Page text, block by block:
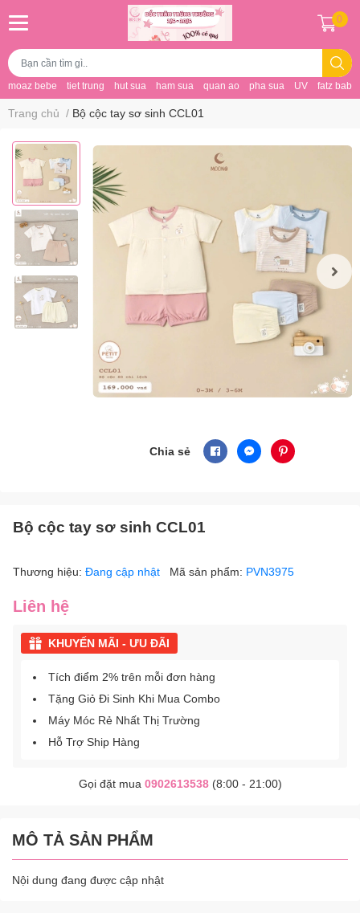
moaz bebe tiet trung hut sua ham sua quan ao pha sua UV fatz baby
0
Trang chủ / Bộ cộc tay sơ sinh CCL01
Chia sẻ
Bộ cộc tay sơ sinh CCL01
Thương hiệu: Đang cập nhật Mã sản phẩm: PVN3975
Liên hệ
KHUYẾN MÃI - ƯU ĐÃI
Tích điểm 2% trên mỗi đơn hàng
Tặng Giỏ Đi Sinh Khi Mua Combo
Máy Móc Rẻ Nhất Thị Trường
Hỗ Trợ Ship Hàng
Gọi đặt mua 0902613538(8:00 - 21:00)
MÔ TẢ SẢN PHẨM
Nội dung đang được cập nhật